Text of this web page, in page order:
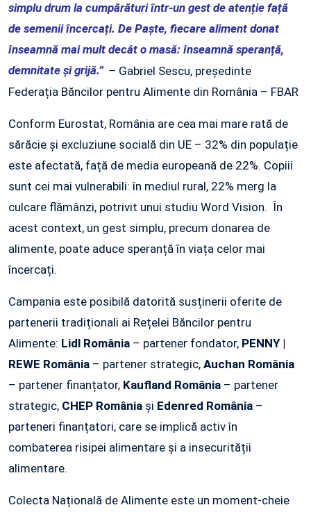
simplu drum la cumpărături într-un gest de atenție față
de semenii încercați. De Paște, fiecare aliment donat
înseamnă mai mult decât o masă: înseamnă speranță,
demnitate și grijă.” – Gabriel Sescu, președinte
Federația Băncilor pentru Alimente din România – FBAR
Conform Eurostat, România are cea mai mare rată de
sărăcie și excluziune socială din UE – 32% din populație
este afectată, față de media europeană de 22%. Copiii
sunt cei mai vulnerabili: în mediul rural, 22% merg la
culcare flămânzi, potrivit unui studiu Word Vision. În
acest context, un gest simplu, precum donarea de
alimente, poate aduce speranță în viața celor mai
încercați.
Campania este posibilă datorită susținerii oferite de
partenerii tradiționali ai Rețelei Băncilor pentru
Alimente: Lidl România – partener fondator, PENNY |
REWE România – partener strategic, Auchan România
– partener finanțator, Kaufland România – partener
strategic, CHEP România și Edenred România –
parteneri finanțatori, care se implică activ în
combaterea risipei alimentare și a insecurității
alimentare.
Colecta Națională de Alimente este un moment-cheie